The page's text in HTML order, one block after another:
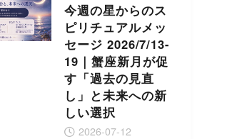
今週の星からのス
ピリチュアルメッ
セージ 2026/7/13-
19｜蟹座新月が促
す「過去の見直
し」と未来への新
しい選択
2026-07-12